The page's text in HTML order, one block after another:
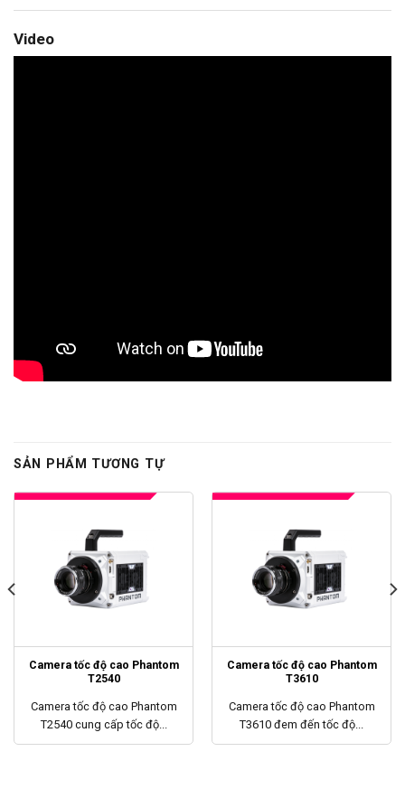
Video
SẢN PHẨM TƯƠNG TỰ
Camera tốc độ cao Phantom
T2540
Camera tốc độ cao Phantom
T2540 cung cấp tốc độ...
Camera tốc độ cao Phantom
T3610
Camera tốc độ cao Phantom
T3610 đem đến tốc độ...